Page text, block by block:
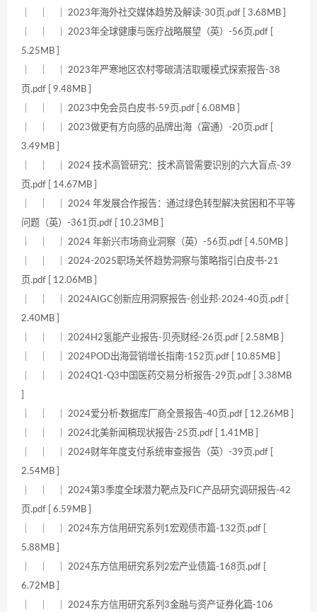
｜ ｜ ｜ 2023年海外社交媒体趋势及解读-30页.pdf [ 3.68MB ]
｜ ｜ ｜ 2023年全球健康与医疗战略展望（英）-56页.pdf [
5.25MB ]
｜ ｜ ｜ 2023年严寒地区农村零碳清洁取暖模式探索报告-38
页.pdf [ 9.48MB ]
｜ ｜ ｜ 2023中免会员白皮书-59页.pdf [ 6.08MB ]
｜ ｜ ｜ 2023做更有方向感的品牌出海（富通）-20页.pdf [
3.49MB ]
｜ ｜ ｜ 2024 技术高管研究：技术高管需要识别的六大盲点-39
页.pdf [ 14.67MB ]
｜ ｜ ｜ 2024 年发展合作报告：通过绿色转型解决贫困和不平等
问题（英）-361页.pdf [ 10.23MB ]
｜ ｜ ｜ 2024 年新兴市场商业洞察（英）-56页.pdf [ 4.50MB ]
｜ ｜ ｜ 2024-2025职场关怀趋势洞察与策略指引白皮书-21
页.pdf [ 12.06MB ]
｜ ｜ ｜ 2024AIGC创新应用洞察报告-创业邦-2024-40页.pdf [
2.40MB ]
｜ ｜ ｜ 2024H2氢能产业报告-贝壳财经-26页.pdf [ 2.58MB ]
｜ ｜ ｜ 2024POD出海营销增长指南-152页.pdf [ 10.85MB ]
｜ ｜ ｜ 2024Q1-Q3中国医药交易分析报告-29页.pdf [ 3.38MB
｜ ｜ ｜ 2024爱分析·数据库厂商全景报告-40页.pdf [ 12.26MB ]
｜ ｜ ｜ 2024北美新闻稿现状报告-25页.pdf [ 1.41MB ]
｜ ｜ ｜ 2024财年年度支付系统审查报告（英）-39页.pdf [
2.54MB ]
｜ ｜ ｜ 2024第3季度全球潜力靶点及FIC产品研究调研报告-42
页.pdf [ 6.59MB ]
｜ ｜ ｜ 2024东方信用研究系列1宏观债市篇-132页.pdf [
5.88MB ]
｜ ｜ ｜ 2024东方信用研究系列2宏产业债篇-168页.pdf [
6.72MB ]
｜ ｜ ｜ 2024东方信用研究系列3金融与资产证券化篇-106